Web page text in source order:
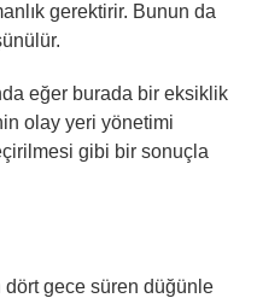
gerektirir. Bunun da
eğer burada bir eksiklik
olay yeri yönetimi
gibi bir sonuçla
gece süren düğünle